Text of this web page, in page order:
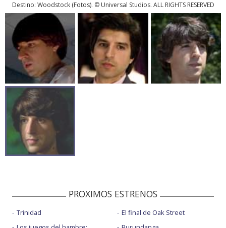
Destino: Woodstock(Fotos). © Universal Studios. ALL RIGHTS RESERVED
PROXIMOS ESTRENOS
Trinidad
El final de Oak Street